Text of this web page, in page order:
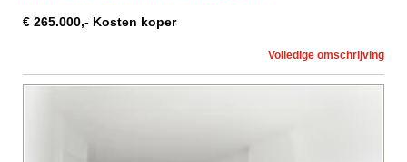
€ 265.000,- Kosten koper
Volledige omschrijving